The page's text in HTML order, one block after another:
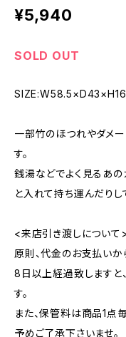
¥5,940
SOLD OUT
一部竹のほつれやダメ
す。
銭湯などでよく見るあの
と入れて持ち運んだりし
<来店引き渡しについて
原則、代金のお支払いか
8日以上経過致しますと
す。
また、保管料は商品1点
予めご了承下さいませ。